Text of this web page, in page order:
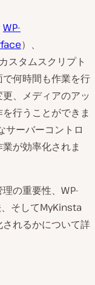
WP-
）、
スタムスクリプト
何時間も作業を行
、メディアのアッ
行うことができま
サーバーコントロ
が効率化されま
の重要性、WP-
そしてMyKinsta
れるかについて詳